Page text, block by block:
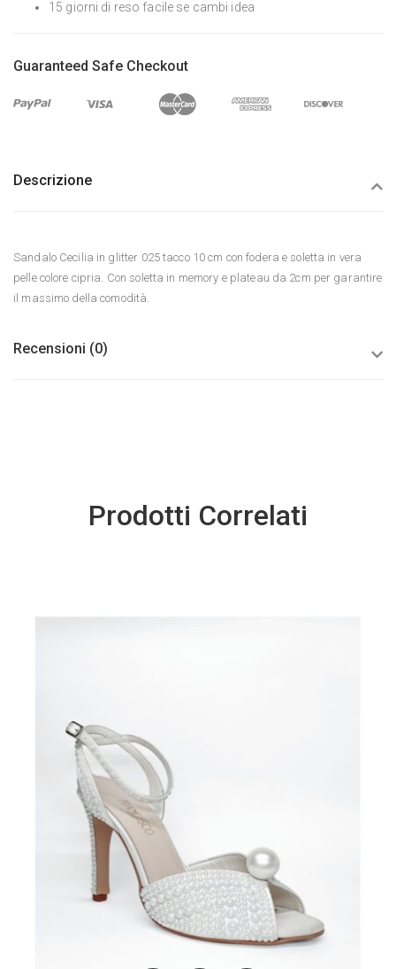
15 giorni di reso facile se cambi idea
Guaranteed Safe Checkout
Descrizione
Sandalo Cecilia in glitter 025 tacco 10 cm con fodera e soletta in vera
pelle colore cipria. Con soletta in memory e plateau da 2cm per garantire
il massimo della comodità.
Recensioni (0)
Prodotti Correlati